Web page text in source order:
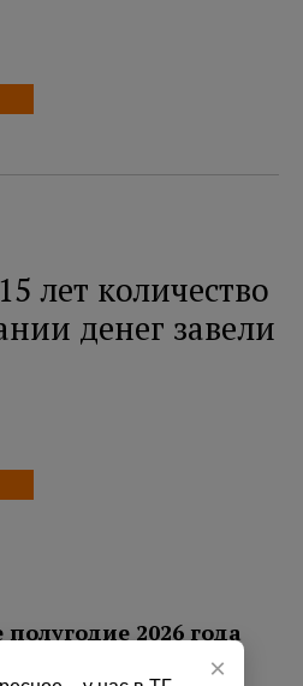
лет количество
денег завели
2026 года
1 145 уголовных
×